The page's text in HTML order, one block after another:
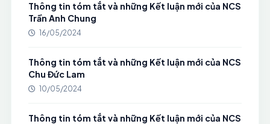
Thông tin tóm tắt và những Kết luận mới của NCS
Trần Anh Chung
16/05/2024
Thông tin tóm tắt và những Kết luận mới của NCS
Chu Đức Lam
10/05/2024
Thông tin tóm tắt và những Kết luận mới của NCS